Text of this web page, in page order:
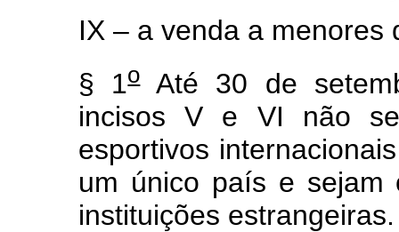
IX – a venda a menores
§ 1oAté 30 de
incisos V e VI não
esportivos
um único país e sejam
instituições estrangeiras.